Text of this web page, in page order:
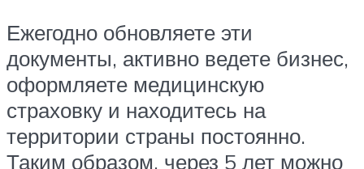
Ежегодно обновляете эти
документы, активно ведете бизнес,
оформляете медицинскую
страховку и находитесь на
территории страны постоянно.
Таким образом, через 5 лет можно